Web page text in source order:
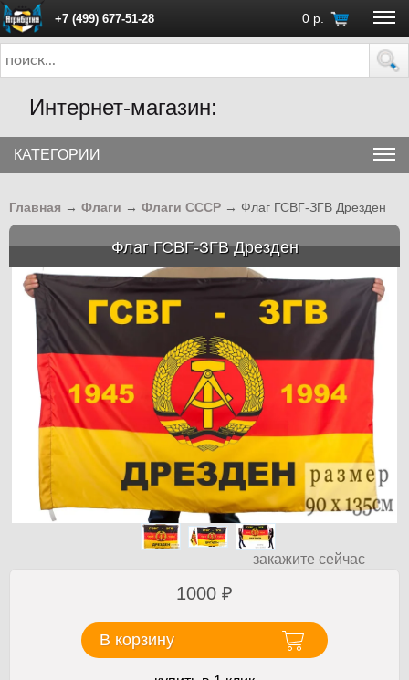
+7 (499) 677-51-28 0 р.
ПН - ПТ с 10:00 до 18:00 (Москва)
Интернет-магазин:
КАТЕГОРИИ
Главная → Флаги → Флаги СССР → Флаг ГСВГ-ЗГВ Дрезден
Флаг ГСВГ-ЗГВ Дрезден
закажите сейчас
1000 ₽
В корзину